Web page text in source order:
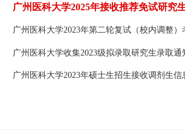
广州医科大学2025年接收推荐免试研究
广州医科大学2023年第二轮复试（校内调整）
广州医科大学收集2023级拟录取研究生录取通
广州医科大学2023年硕士生招生接收调剂生信